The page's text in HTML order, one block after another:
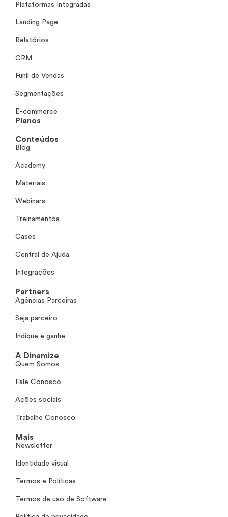
Plataformas Integradas
Landing Page
Relatórios
CRM
Funil de Vendas
Segmentações
E-commerce
Planos
Conteúdos
Blog
Academy
Materiais
Webinars
Treinamentos
Cases
Central de Ajuda
Integrações
Partners
Agências Parceiras
Seja parceiro
Indique e ganhe
A Dinamize
Quem Somos
Fale Conosco
Ações sociais
Trabalhe Conosco
Mais
Newsletter
Identidade visual
Termos e Políticas
Termos de uso de Software